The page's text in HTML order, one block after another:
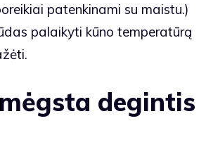
patenkinami su maistu.)
palaikyti kūno temperatūrą
degintis